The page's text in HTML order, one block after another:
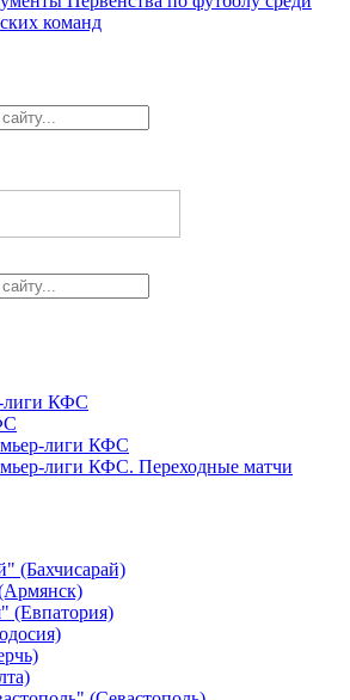
команд
лиги КФС
лиги КФС
лиги КФС. Переходные матчи
(Бахчисарай)
(Евпатория)